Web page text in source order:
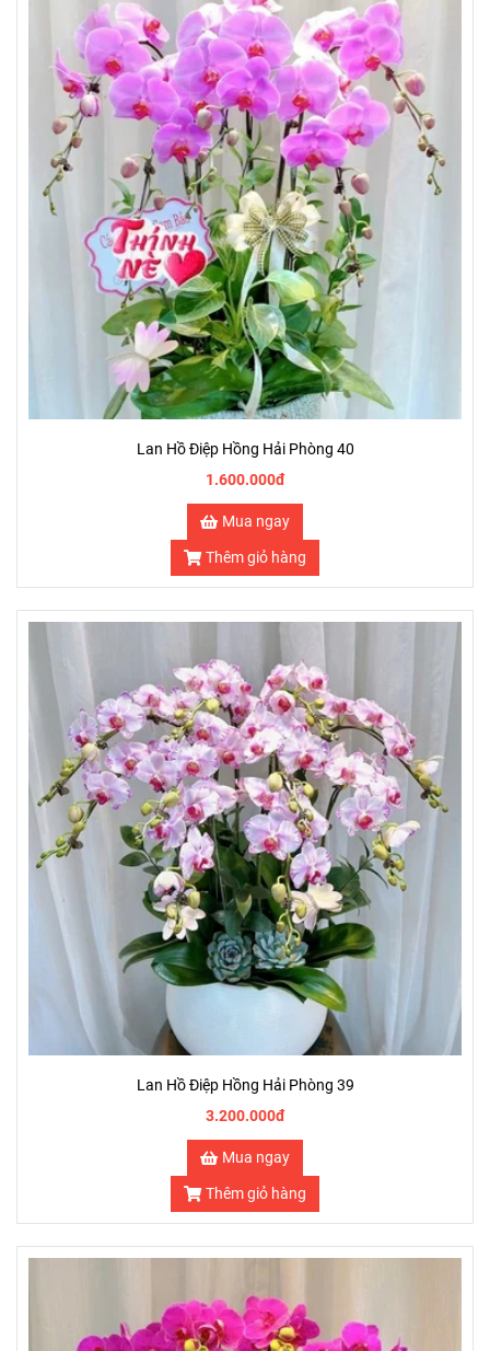
Lan Hồ Điệp Hồng Hải Phòng 40
1.600.000đ
Mua ngay
Thêm giỏ hàng
Lan Hồ Điệp Hồng Hải Phòng 39
3.200.000đ
Mua ngay
Thêm giỏ hàng